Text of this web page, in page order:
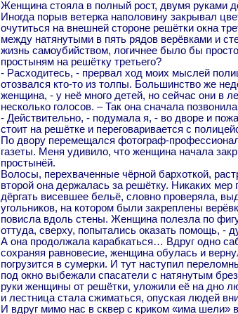
Женщина стояла в полный рост, двумя руками
Иногда порыв ветерка наполовину закрывал
очутиться на внешней стороне решётки окна
между натянутыми в пять рядов верёвками и
жизнь самоубийством, логичнее было бы
простыням на решётку третьего?
- Расходитесь, - прервал ход моих мыслей
отозвался кто-то из толпы. Большинство же
женщина, - у неё много детей, но сейчас они в
несколько голосов. – Так она сначала
- Действительно, - подумала я, - во дворе и
стоит на решётке и переговаривается с
По двору перемещался фотограф-
газеты. Меня удивило, что женщина начала
простынёй.
Волосы, перехваченные чёрной бархоткой,
второй она держалась за решётку. Никаких
дёргать висевшее бельё, словно проверяла,
угольников, на котором были закреплены
повисла вдоль стены. Женщина полезла по
оттуда, сверху, попытались оказать помощь, -
А она продолжала карабкаться… Вдруг одно
сохраняя равновесие, женщина обулась и
погрузится в сумерки. И тут наступил
под окно выбежали спасатели с натянутым
руки женщины от решётки, уложили её на дно
и лестница стала сжиматься, опуская людей
И вдруг мимо нас в сквер с криком «има шели»